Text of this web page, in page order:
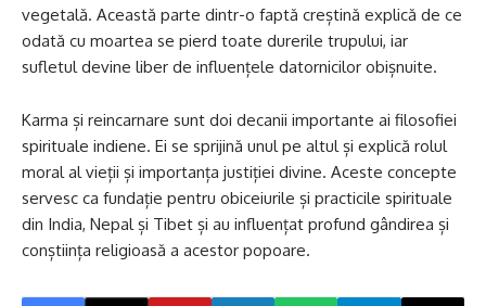
vegetală. Această parte dintr-o faptă creștină explică de ce
odată cu moartea se pierd toate durerile trupului, iar
sufletul devine liber de influențele datornicilor obișnuite.
Karma și reincarnare sunt doi decanii importante ai filosofiei
spirituale indiene. Ei se sprijină unul pe altul și explică rolul
moral al vieții și importanța justiției divine. Aceste concepte
servesc ca fundație pentru obiceiurile și practicile spirituale
din India, Nepal și Tibet și au influențat profund gândirea și
conștiința religioasă a acestor popoare.